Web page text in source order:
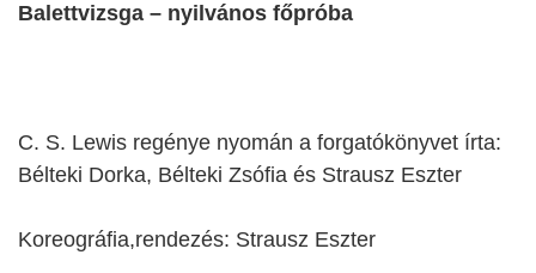
Balettvizsga – nyilvános főpróba
C. S. Lewis regénye nyomán a forgatókönyvet írta:
Bélteki Dorka, Bélteki Zsófia és Strausz Eszter
Koreográfia,rendezés: Strausz Eszter